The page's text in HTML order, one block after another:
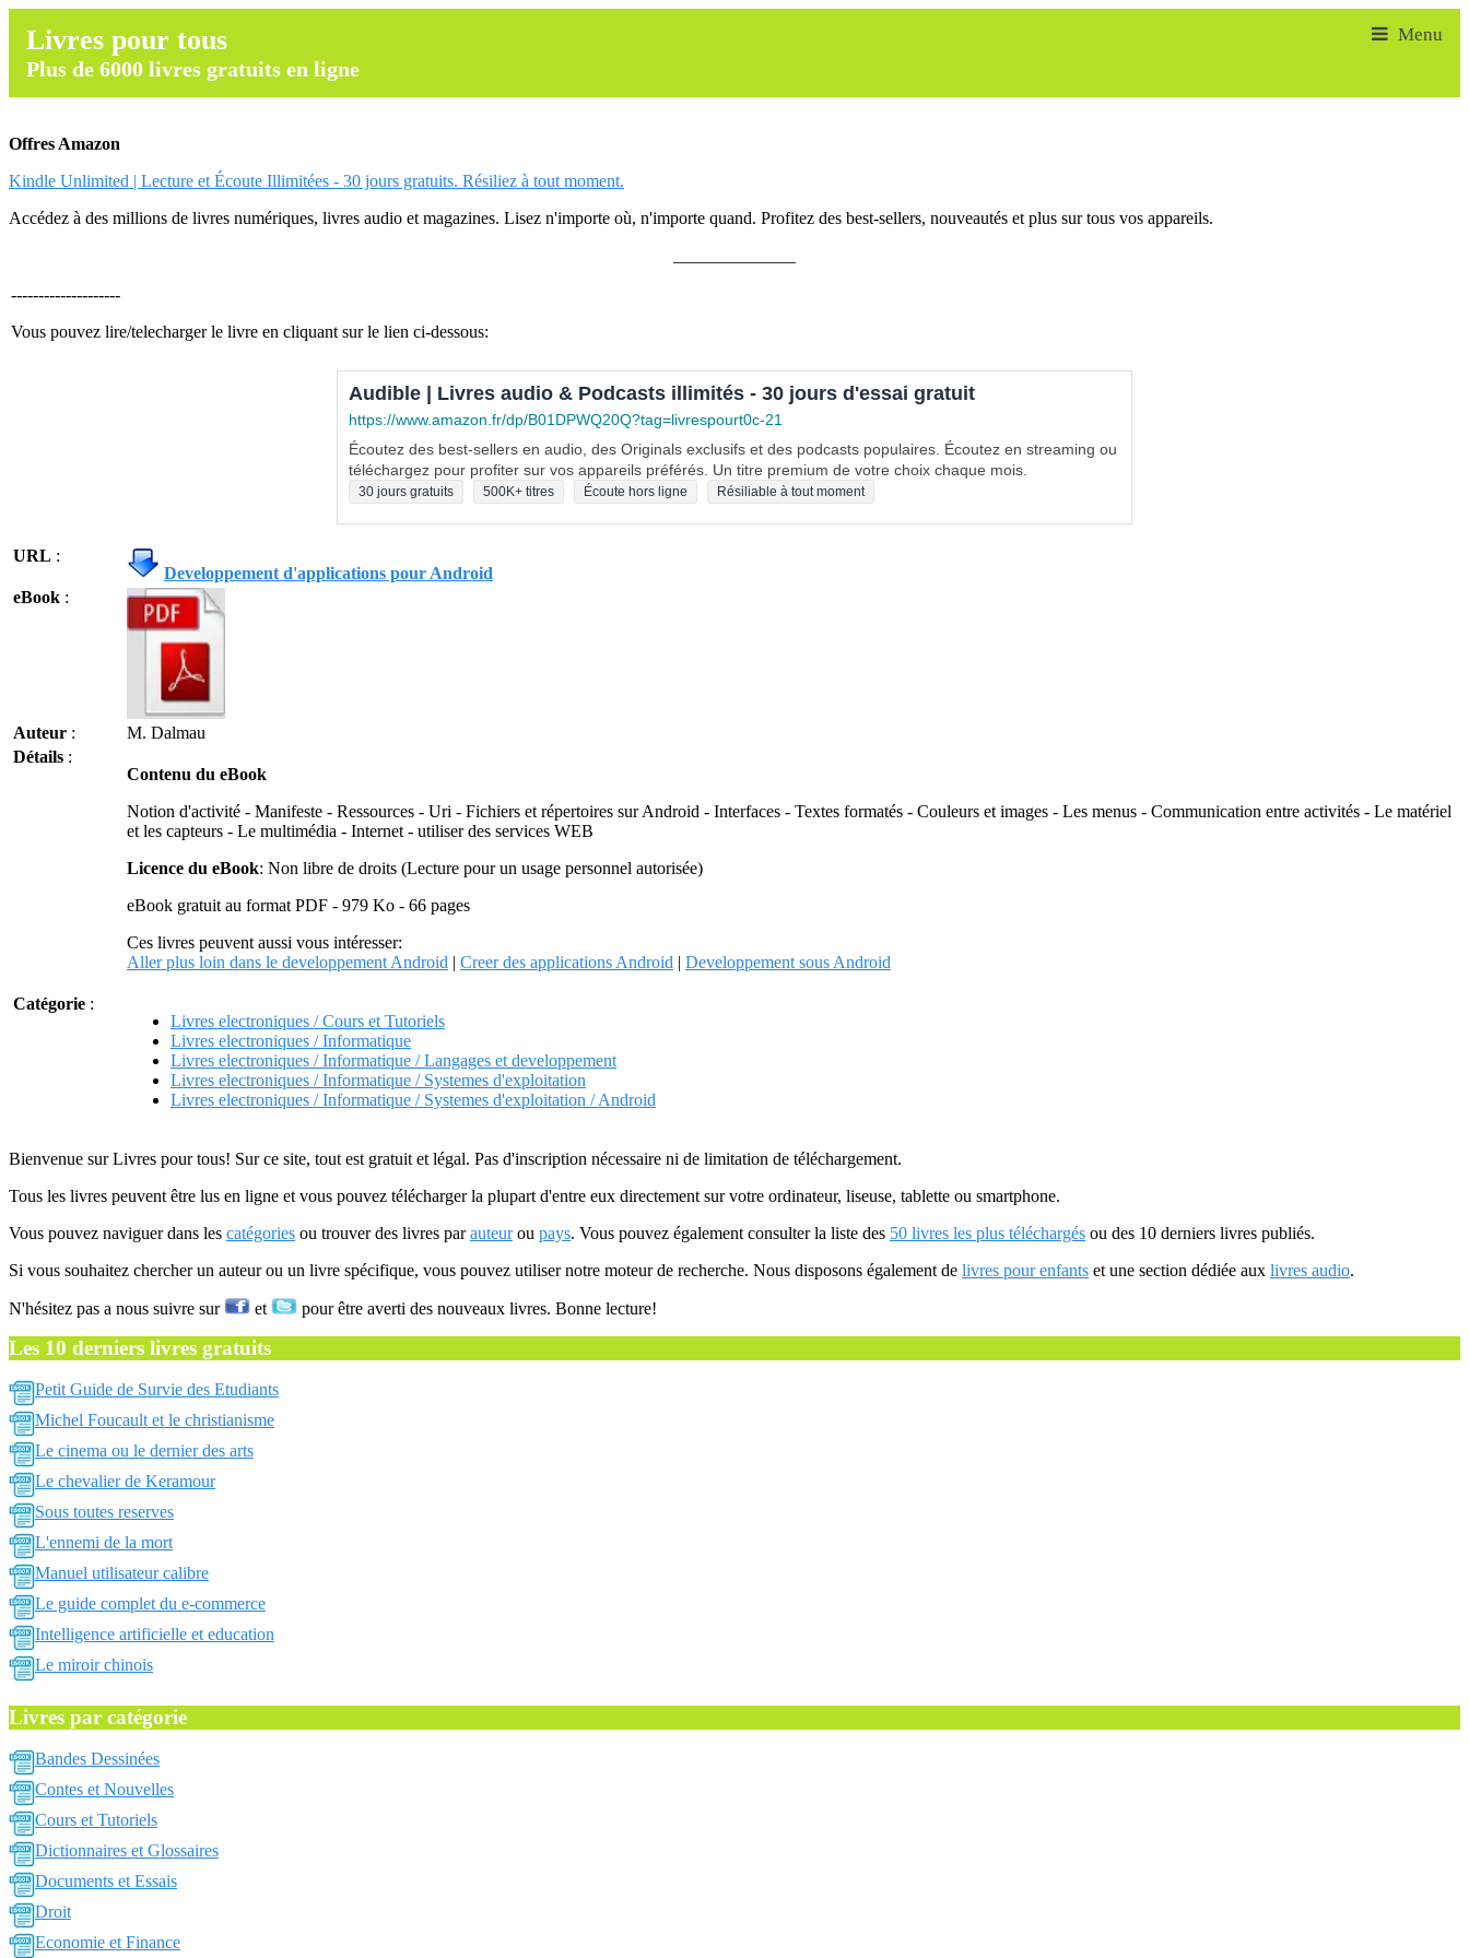
Livres pour tous
Plus de 6000 livres gratuits en ligne
Offres Amazon
Kindle Unlimited | Lecture et Écoute Illimitées - 30 jours gratuits. Résiliez à tout moment.
Accédez à des millions de livres numériques, livres audio et magazines. Lisez n'importe où, n'importe quand. Profitez des best-sellers, nouveautés et plus sur tous vos appareils.
--------------------
Vous pouvez lire/telecharger le livre en cliquant sur le lien ci-dessous:
Audible | Livres audio & Podcasts illimités - 30 jours d'essai gratuit
https://www.amazon.fr/dp/B01DPWQ20Q?tag=livrespourt0c-21
Écoutez des best-sellers en audio, des Originals exclusifs et des podcasts populaires. Écoutez en streaming ou
téléchargez pour profiter sur vos appareils préférés. Un titre premium de votre choix chaque mois.
30 jours gratuits 500K+ titres Écoute hors ligne Résiliable à tout moment
URL :
Developpement d'applications pour Android
eBook :
Auteur :
M. Dalmau
Détails :
Contenu du eBook
Notion d'activité - Manifeste - Ressources - Uri - Fichiers et répertoires sur Android - Interfaces - Textes formatés - Couleurs et images - Les menus - Communication entre activités - Le matériel
et les capteurs - Le multimédia - Internet - utiliser des services WEB
Licence du eBook: Non libre de droits (Lecture pour un usage personnel autorisée)
eBook gratuit au format PDF - 979 Ko - 66 pages
Ces livres peuvent aussi vous intéresser:
Aller plus loin dans le developpement Android | Creer des applications Android | Developpement sous Android
Catégorie :
Livres electroniques / Cours et Tutoriels
Livres electroniques / Informatique
Livres electroniques / Informatique / Langages et developpement
Livres electroniques / Informatique / Systemes d'exploitation
Livres electroniques / Informatique / Systemes d'exploitation / Android
Bienvenue sur Livres pour tous! Sur ce site, tout est gratuit et légal. Pas d'inscription nécessaire ni de limitation de téléchargement.
Tous les livres peuvent être lus en ligne et vous pouvez télécharger la plupart d'entre eux directement sur votre ordinateur, liseuse, tablette ou smartphone.
Vous pouvez naviguer dans les catégories ou trouver des livres parauteurou pays. Vous pouvez également consulter la liste des 50 livres les plus téléchargés ou des 10 derniers livres publiés.
Si vous souhaitez chercher un auteur ou un livre spécifique, vous pouvez utiliser notre moteur de recherche. Nous disposons également de livres pour enfants et une section dédiée aux livres audio.
N'hésitez pas a nous suivre sur et pour être averti des nouveaux livres. Bonne lecture!
Les 10 derniers livres gratuits
Petit Guide de Survie des Etudiants
Michel Foucault et le christianisme
Le cinema ou le dernier des arts
Le chevalier de Keramour
Sous toutes reserves
L'ennemi de la mort
Manuel utilisateur calibre
Le guide complet du e-commerce
Intelligence artificielle et education
Le miroir chinois
Livres par catégorie
Bandes Dessinées
Contes et Nouvelles
Cours et Tutoriels
Dictionnaires et Glossaires
Documents et Essais
Droit
Economie et Finance